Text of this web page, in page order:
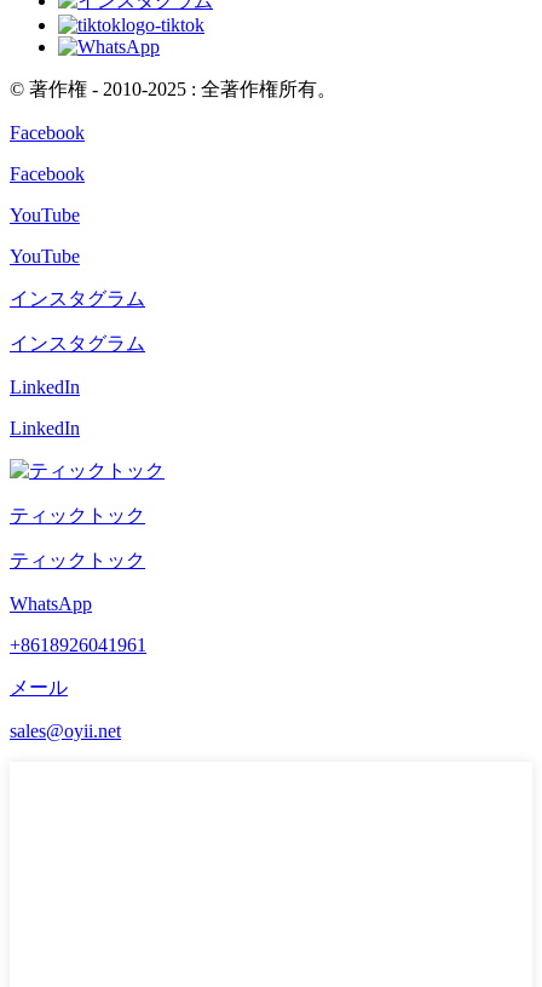
© 著作権 - 2010-2025 : 全著作権所有。
Facebook
Facebook
YouTube
YouTube
インスタグラム
インスタグラム
LinkedIn
LinkedIn
ティックトック
ティックトック
WhatsApp
+8618926041961
メール
sales@oyii.net